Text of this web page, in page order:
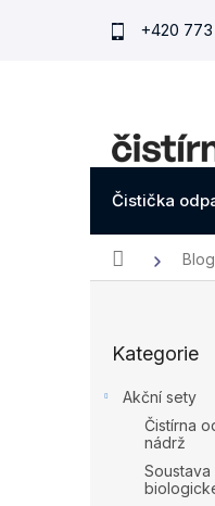
+420 773
Čistička
Domů Blog
kategorie
Kategorie
Akční sety
Čistírna
nádrž